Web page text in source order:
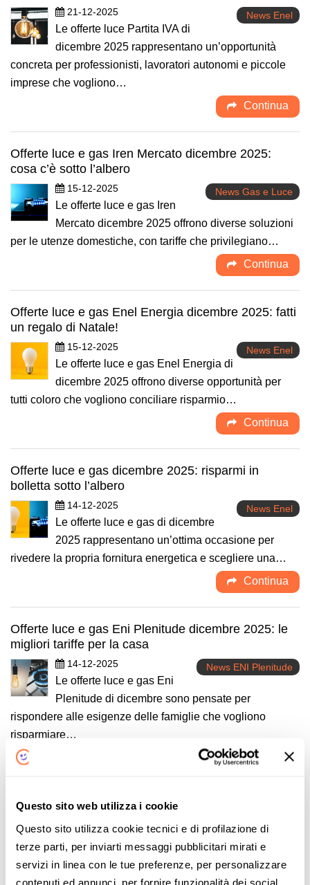
Questo sito web utilizza i cookie
Questo sito utilizza cookie tecnici e di profilazione di
terze parti, per inviarti messaggi pubblicitari mirati e
servizi in linea con le tue preferenze, per personalizzare
contenuti ed annunci, per fornire funzionalità dei social
21-12-2025 News Enel
Le offerte luce Partita IVA di
dicembre 2025 rappresentano un’opportunità
concreta per professionisti, lavoratori autonomi e piccole
imprese che vogliono…
Continua
Offerte luce e gas Iren Mercato dicembre 2025:
cosa c’è sotto l’albero
15-12-2025 News Gas e Luce
Le offerte luce e gas Iren
Mercato dicembre 2025 offrono diverse soluzioni
per le utenze domestiche, con tariffe che privilegiano…
Continua
Offerte luce e gas Enel Energia dicembre 2025: fatti
un regalo di Natale!
15-12-2025 News Enel
Le offerte luce e gas Enel Energia di
dicembre 2025 offrono diverse opportunità per
tutti coloro che vogliono conciliare risparmio…
Continua
Offerte luce e gas dicembre 2025: risparmi in
bolletta sotto l’albero
14-12-2025 News Enel
Le offerte luce e gas di dicembre
2025 rappresentano un’ottima occasione per
rivedere la propria fornitura energetica e scegliere una…
Continua
Offerte luce e gas Eni Plenitude dicembre 2025: le
migliori tariffe per la casa
14-12-2025 News ENI Plenitude
Le offerte luce e gas Eni
Plenitude di dicembre sono pensate per
rispondere alle esigenze delle famiglie che vogliono
risparmiare…
Continua
Offerte luce e gas novembre 2025: novità sulle
News Enel